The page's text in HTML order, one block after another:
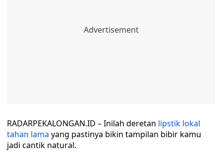
RADARPEKALONGAN.ID – Inilah deretan lipstik lokal
tahan lama yang pastinya bikin tampilan bibir kamu
jadi cantik natural.